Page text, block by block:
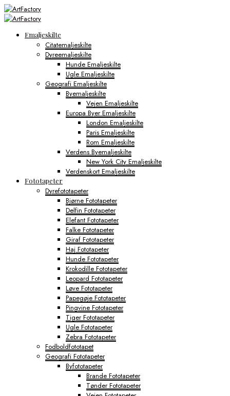
Emaljeskilte
Citatemaljeskilte
Dyreemaljeskilte
Hunde Emaljeskilte
Ugle Emaljeskilte
Geografi Emaljeskilte
Byemaljeskilte
Vejen Emaljeskilte
Europa Byer Emaljeskilte
London Emaljeskilte
Paris Emaljeskilte
Rom Emaljeskilte
Verdens Byemaljeskilte
New York City Emaljeskilte
Verdenskort Emaljeskilte
Fototapeter
Dyrefototapeter
Bjørne Fototapeter
Delfin Fototapeter
Elefant Fototapeter
Falke Fototapeter
Giraf Fototapeter
Haj Fototapeter
Hunde Fototapeter
Krokodille Fototapeter
Leopard Fototapeter
Løve Fototapeter
Papegøje Fototapeter
Pingvine Fototapeter
Tiger Fototapeter
Ugle Fototapeter
Zebra Fototapeter
Fodboldfototapet
Geografi Fototapeter
Byfototapeter
Brande Fototapeter
Tønder Fototapeter